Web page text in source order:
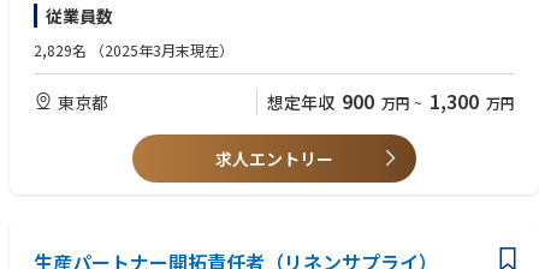
・商談活動、提案内容、失注・受注理由を記録・分析し、営業活動の勝ち
パターンを蓄積する
・新規部屋数、受注件数、売上、利益にこだわり、プレイヤーとして新規
・業界理解を深めるために、工場部門、物流部門の工程を体験頂きます
（2か月程度）。
ド獲得への新規開拓への活動を増やしていきます。
た提案で受注につなげた経験
・新規開業情報、競合利用状況、顧客ネットワークなどを自ら収集し、商
・事務・物流・工場など他部署と連携し、受注前の提案から受注後の導入
まで見据えた営業活動を行った経験
【コンピテンシー】
・学習俊敏性：ホテル・リネン・工場・物流など未知の領域を素早く学
・イニシアティブ：新規開業情報や競合切り替え機会を先取りし、自ら商
従業員数
2,829名 （2025年3月末現在）
東京都 想定年収 900 万円 ~ 1,300 万円
求人エントリー
生産パートナー開拓責任者（リネンサプライ）